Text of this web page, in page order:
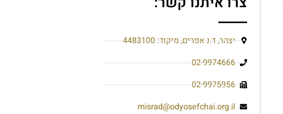
יצהר, ד.נ אפרים, מיקוד: 4483100
02-9974666
02-9975956
misrad@odyosefchai.org.il